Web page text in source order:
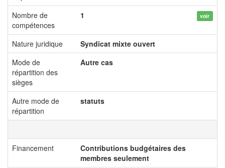
Nombre de
compétences
1 voir
Nature juridique
Syndicat mixte ouvert
Mode de
répartition des
sièges
Autre cas
Autre mode de
répartition
statuts
Financement
Contributions budgétaires des
membres seulement